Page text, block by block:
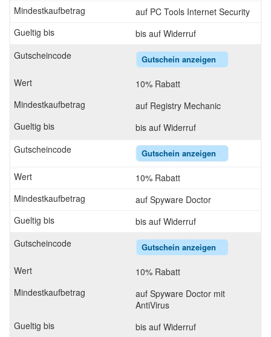
auf PC Tools Internet Security
bis auf Widerruf
Gutschein anzeigen
10% Rabatt
auf Registry Mechanic
bis auf Widerruf
Gutschein anzeigen
10% Rabatt
auf Spyware Doctor
bis auf Widerruf
Gutschein anzeigen
10% Rabatt
auf Spyware Doctor mit
AntiVirus
bis auf Widerruf